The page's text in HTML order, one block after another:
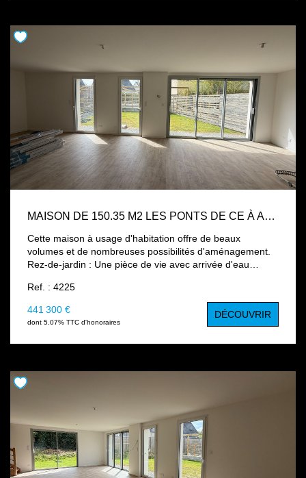
MAISON DE 150.35 M2 LES PONTS DE CE À AMÉNAGER AVEC JARDIN CLOS
Cette maison à usage d'habitation offre de beaux
volumes et de nombreuses possibilités d'aménagement.
Rez-de-jardin : Une pièce de vie avec arrivée d'eau
un vestiaire et un WC indépendant. Rez-de-chaussée :
Une entrée ; Trois chambres ; une pièce prévue pour
l'emplacement de la future salle de bains; Un WC
indépendant; Une cour. Combles aménagés : un palier,
deux chambres et une salle d'eau avec WC Jardin clos
Ref. : 4225
441 300 €
dont 5.07% TTC d'honoraires
DÉCOUVRIR